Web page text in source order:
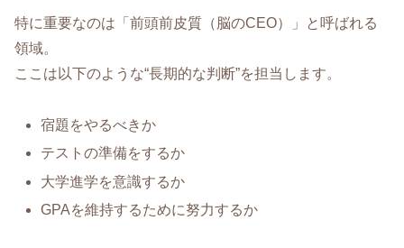
特に重要なのは「前頭前皮質（脳のCEO）」と呼ばれる
領域。
ここは以下のような“長期的な判断”を担当します。
宿題をやるべきか
テストの準備をするか
大学進学を意識するか
GPAを維持するために努力するか